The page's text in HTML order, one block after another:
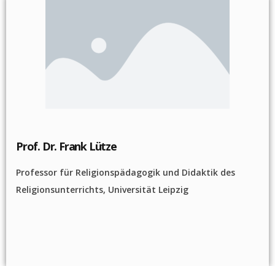
Prof. Dr. Frank Lütze
Professor für Religionspädagogik und Didaktik des
Religionsunterrichts, Universität Leipzig